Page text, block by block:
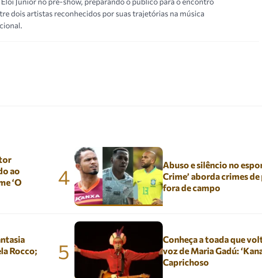
dois artistas reconhecidos por suas trajetórias na música
ao
‘O
Rocco;
4
Abuso e silêncio no
Crime’ aborda crimes
fora de campo
5
Conheça a toada que
voz de Maria Gadú:
Caprichoso